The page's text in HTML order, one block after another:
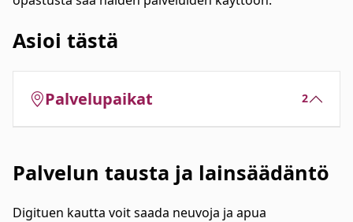
Asioi tästä
Palvelupaikat 2
Palvelun tausta ja lainsäädäntö
Digituen kautta voit saada neuvoja ja apua